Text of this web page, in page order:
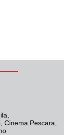
Cinema Pescara,